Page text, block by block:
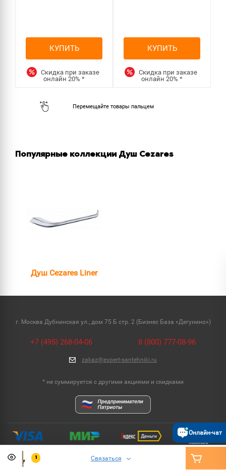
КУПИТЬ
Скидка при заказе
онлайн20%*
КУПИТЬ
Скидка при заказе
онлайн20%*
Популярные коллекции Душ Cezares
Душ Cezares Liner
г. Москва Дубнинская ул., дом 75 Б стр. 2 (Бизнес База «Дегунино»)
+7 (495) 268-04-06 8 (800) 777-08-96
zakaz@expert-santehniki.ru
* не суммируется с другими акциями и скидками
1 Связаться
Онлайн-чат